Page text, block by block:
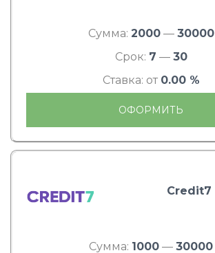
Сумма: 2000— 30000
Срок: 7 — 30
Ставка: от 0.00 %
ОФОРМИТЬ
Credit7
Сумма: 1000 — 30000